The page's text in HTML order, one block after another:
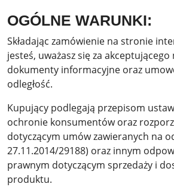
OGÓLNE WARUNKI:
Składając zamówienie na stronie
jesteś, uważasz się za akceptującego
dokumenty informacyjne oraz
odległość.
Kupujący podlegają przepisom
ochronie konsumentów oraz
dotyczącym umów zawieranych na
27.11.2014/29188) oraz innym
prawnym dotyczącym sprzedaży i
produktu.